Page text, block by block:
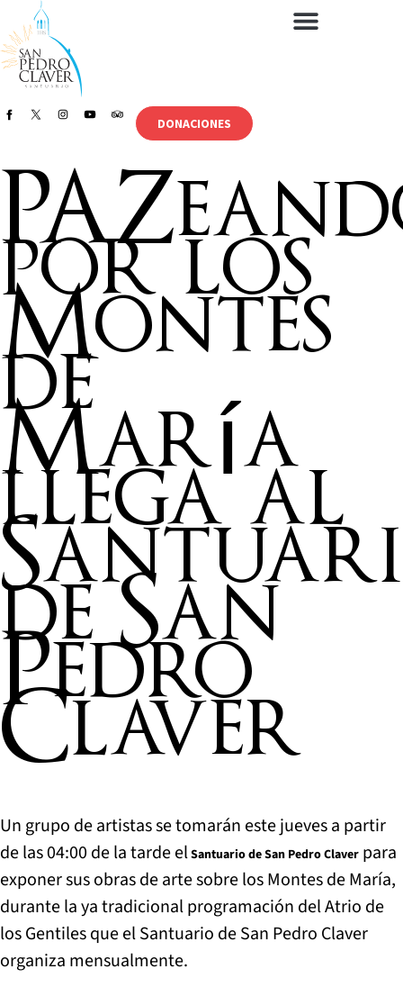
DONACIONES
por los
Montes
de
María
llega al
de San
Pedro
Claver
Un grupo de artistas se tomarán este jueves a partir
de las 04:00 de la tarde elSantuario de San Pedro Claver para
exponer sus obras de arte sobre los Montes de María,
durante la ya tradicional programación del Atrio de
los Gentiles que el Santuario de San Pedro Claver
organiza mensualmente.